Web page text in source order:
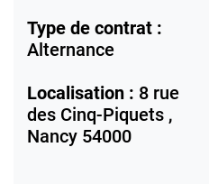
Type de contrat :
Alternance
Localisation : 8 rue
des Cinq-Piquets ,
Nancy 54000